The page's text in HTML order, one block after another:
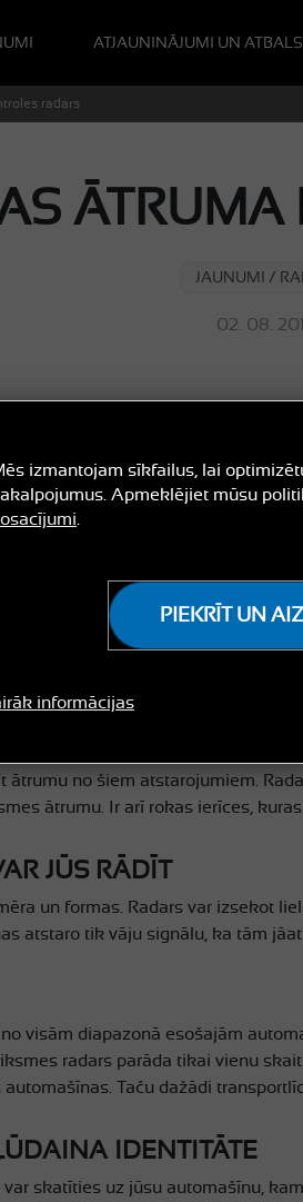
izmantojam sīkfailus, lai
Apmeklējiet mūsu
PIEKRĪT UN
informācijas
ATJAUNINĀJUMI UN
radars
JAUNUMI /
02. 08.
Ja vēlaties uzzināt vairāk,
ir līdzīgs neredzamam
vienlaikus “redz” praktiski
no šiem atstarojumiem.
ātrumu. Ir arī rokas ierīces,
JŪS RĀDĪT
un formas. Radars var izsekot
atstaro tik vāju signālu, ka tām
visām diapazonā esošajām
radars parāda tikai vienu
Taču dažādi
IDENTITĀTE
skatīties uz jūsu automašīnu,